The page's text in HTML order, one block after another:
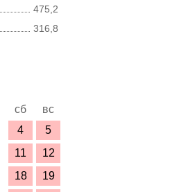
475,2
316,8
сб
вс
4
5
11
12
18
19